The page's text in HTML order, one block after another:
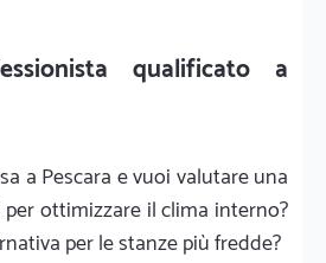
qualificato a
a Pescara e vuoi valutare una
ottimizzare il clima interno?
per le stanze più fredde?